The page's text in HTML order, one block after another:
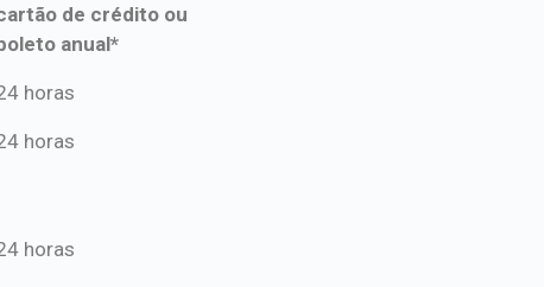
de crédito ou
anual*
no
anual*
horas
horas
horas